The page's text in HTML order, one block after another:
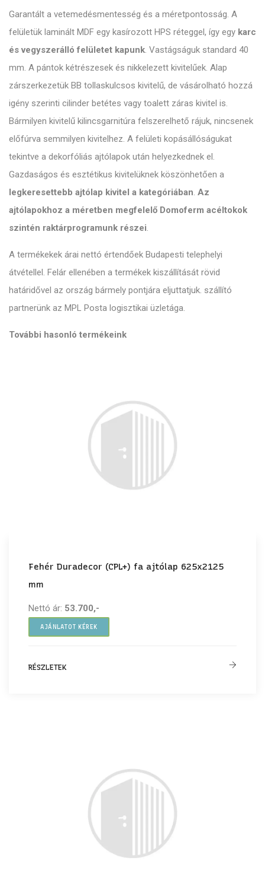
Garantált a vetemedésmentesség és a méretpontosság. A
felületük laminált MDF egy kasírozott HPS réteggel, így egy karc
és vegyszerálló felületet kapunk. Vastágságuk standard 40
mm. A pántok kétrészesek és nikkelezett kivitelűek. Alap
zárszerkezetük BB tollaskulcsos kivitelű, de vásárolható hozzá
igény szerinti cilinder betétes vagy toalett záras kivitel is.
Bármilyen kivitelű kilincsgarnitúra felszerelhető rájuk, nincsenek
előfúrva semmilyen kivitelhez. A felületi kopásállóságukat
tekintve a dekorfóliás ajtólapok után helyezkednek el.
Gazdaságos és esztétikus kivitelüknek köszönhetően a
legkeresettebb ajtólap kivitel a kategóriában. Az
ajtólapokhoz a méretben megfelelő Domoferm acéltokok
szintén raktárprogramunk részei.
A termékekek árai nettó értendőek Budapesti telephelyi
átvétellel. Felár ellenében a termékek kiszállítását rövid
határidővel az ország bármely pontjára eljuttatjuk. szállító
partnerünk az MPL Posta logisztikai üzletága.
További hasonló termékeink
Fehér Duradecor (CPL+) fa ajtólap 625x2125
mm
Nettó ár: 53.700,-
AJÁNLATOT KÉREK
RÉSZLETEK